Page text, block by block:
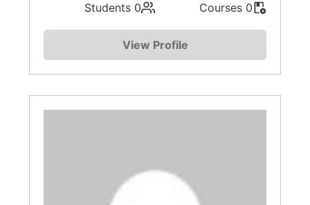
0 Courses
0 Students
View Profile